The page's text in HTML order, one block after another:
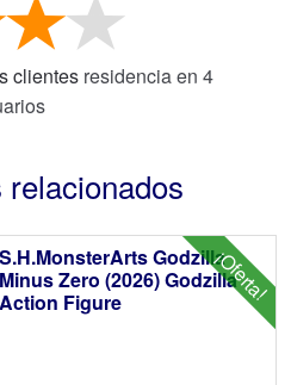
clientes residencia en 4
relacionados
¡Oferta!
S.H.MonsterArts Godzilla
Minus Zero (2026) Godzilla
Action Figure